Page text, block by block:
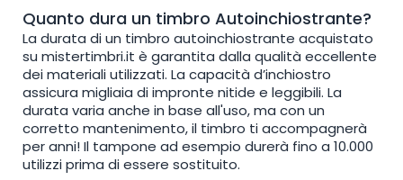
Quanto dura un timbro Autoinchiostrante?
La durata di un timbro autoinchiostrante acquistato
su mistertimbri.it è garantita dalla qualità eccellente
dei materiali utilizzati. La capacità d’inchiostro
assicura migliaia di impronte nitide e leggibili. La
durata varia anche in base all'uso, ma con un
corretto mantenimento, il timbro ti accompagnerà
per anni! Il tampone ad esempio durerà fino a 10.000
utilizzi prima di essere sostituito.